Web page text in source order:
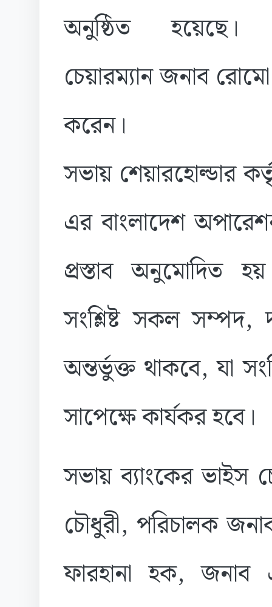
অনুষ্ঠিত হয়েছে।
চেয়ারম্যান জনাব
করেন।
সভায় শেয়ারহোল্ডার
এর বাংলাদেশ
প্রস্তাব অনুমোদিত
সংশ্লিষ্ট সকল সম্পদ,
অন্তর্ভুক্ত থাকবে, যা
সাপেক্ষে কার্যকর হবে।
সভায় ব্যাংকের ভাইস
চৌধুরী, পরিচালক
ফারহানা হক, জনাব